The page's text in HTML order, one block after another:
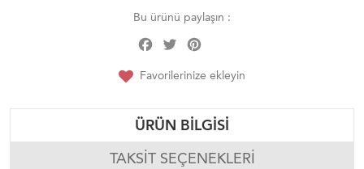
Bu ürünü paylaşın :
Facebook
Twitter
Favorilerinize ekleyin
ÜRÜN BILGISI
TAKSIT SEÇENEKLERI